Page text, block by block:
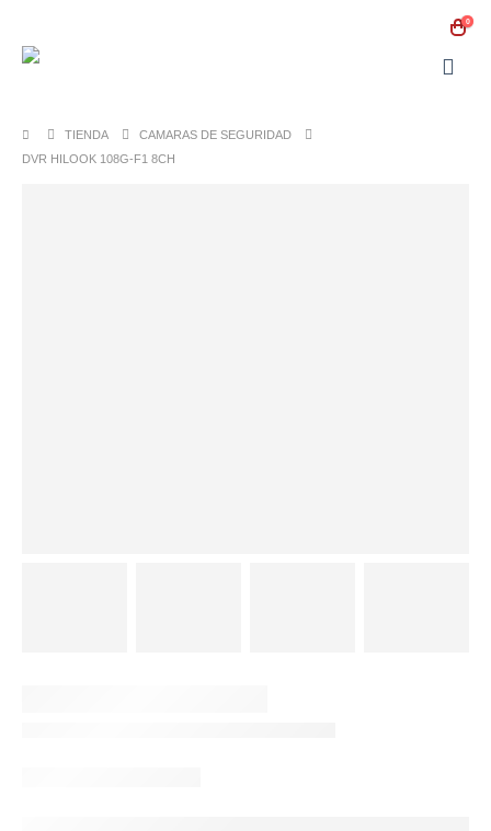
0
TIENDA
CAMARAS DE SEGURIDAD
DVR HILOOK 108G-F1 8CH